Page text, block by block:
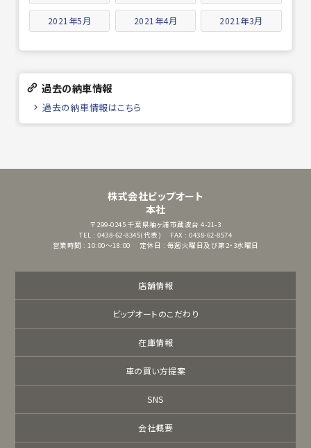
2021年5月 2021年4月 2021年3月
過去の納車情報
過去の納車情報はこちら
株式会社ビップオート
本社
〒299-0245 千葉県袖ヶ浦市蔵波台 4-21-3
TEL : 0438-62-8345(代表)
FAX : 0438-62-8574
営業時間 : 10:00～18:00
定休日 : 毎週火曜日及び第2・3水曜日
店舗情報
ビップオートのこだわり
在庫情報
車の買い方提案
SNS
会社概要